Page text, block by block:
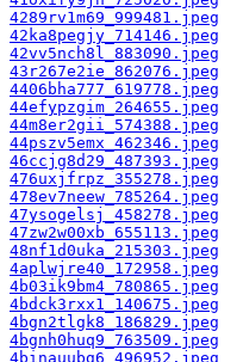
4289rv1m69_999481.jpeg
42ka8pegjy_714146.jpeg
42vv5nch8l_883090.jpeg
43r267e2ie_862076.jpeg
4406bha777_619778.jpeg
44efypzgim_264655.jpeg
44m8er2gii_574388.jpeg
44pszv5emx_462346.jpeg
46ccjg8d29_487393.jpeg
476uxjfrpz_355278.jpeg
478ev7neew_785264.jpeg
47ysogelsj_458278.jpeg
47zw2w00xb_655113.jpeg
48nf1d0uka_215303.jpeg
4aplwjre40_172958.jpeg
4b03ik9bm4_780865.jpeg
4bdck3rxx1_140675.jpeg
4bgn2tlgk8_186829.jpeg
4bgnh0huq9_763509.jpeg
4binauubg6_496952.jpeg